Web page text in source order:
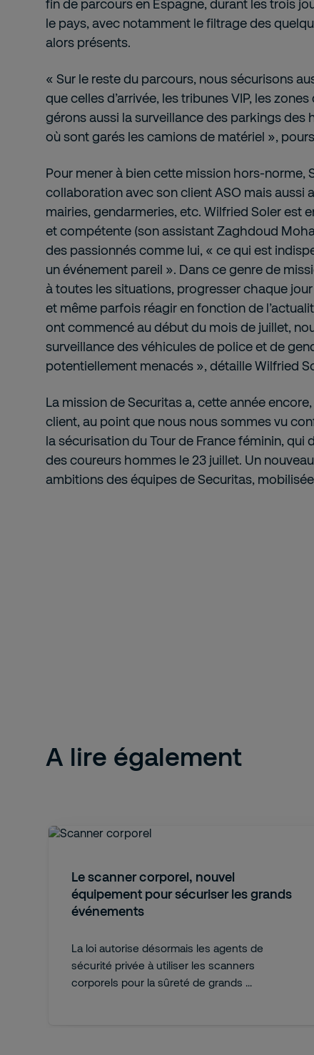
fin de parcours en Espagne, durant les trois
le pays, avec notamment le filtrage des
alors présents.
« Sur le reste du parcours, nous sécurisons
que celles d’arrivée, les tribunes VIP, les
gérons aussi la surveillance des parkings des
où sont garés les camions de matériel »,
Pour mener à bien cette mission hors-norme,
collaboration avec son client ASO mais aussi
mairies, gendarmeries, etc. Wilfried Soler est
et compétente (son assistant Zaghdoud
des passionnés comme lui, « ce qui est
un événement pareil ». Dans ce genre de
à toutes les situations, progresser chaque
et même parfois réagir en fonction de
ont commencé au début du mois de juillet,
surveillance des véhicules de police et de
potentiellement menacés », détaille Wilfried
La mission de Securitas a, cette année
client, au point que nous nous sommes vu
la sécurisation du Tour de France féminin, qui
des coureurs hommes le 23 juillet. Un
ambitions des équipes de Securitas,
A lire également
Le scanner corporel, nouvel
équipement pour sécuriser les grands
événements
La loi autorise désormais les agents de
sécurité privée à utiliser les scanners
corporels pour la sûreté de grands ...